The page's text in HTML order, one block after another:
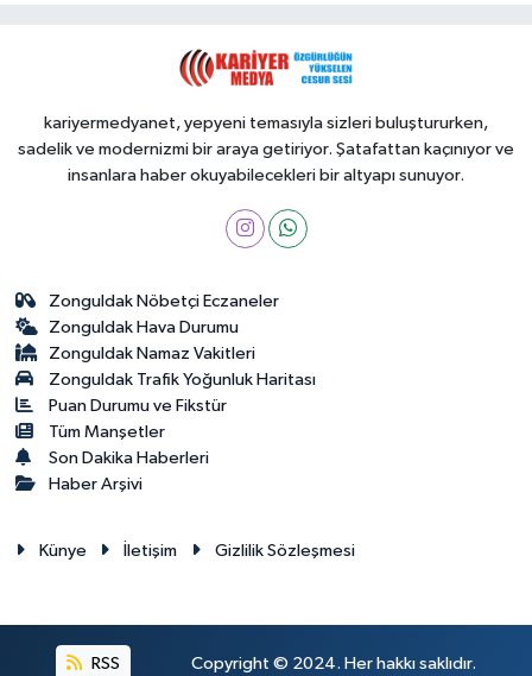
kariyermedyanet, yepyeni temasıyla sizleri buluştururken,
sadelik ve modernizmi bir araya getiriyor. Şatafattan kaçınıyor ve
insanlara haber okuyabilecekleri bir altyapı sunuyor.
Zonguldak Nöbetçi Eczaneler
Zonguldak Hava Durumu
Zonguldak Namaz Vakitleri
Zonguldak Trafik Yoğunluk Haritası
Puan Durumu ve Fikstür
Tüm Manşetler
Son Dakika Haberleri
Haber Arşivi
Künye İletişim Gizlilik Sözleşmesi
RSS Copyright © 2024. Her hakkı saklıdır.